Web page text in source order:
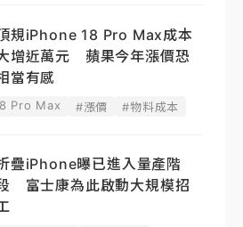
規iPhone 18 Pro Max成本
增近萬元 蘋果今年漲價恐
當有感
Pro Max #漲價 #物料成本
疊iPhone曝已進入量產階
富士康為此啟動大規模招